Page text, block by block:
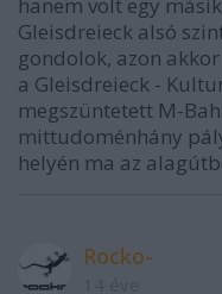
Gleisdreieck alsó
gondolok, azon
a Gleisdreieck -
megszüntetett M-
mittudoménhány
helyén ma az
Rocko-